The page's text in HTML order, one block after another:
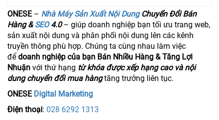
ONESE– Nhà Máy Sản Xuất Nội DungChuyển Đổi Bán
Hàng &SEO4.0– giúp doanh nghiệp bạn tối ưu trang web,
sản xuất nội dung và phân phối nội dung lên các kênh
truyền thông phù hợp. Chúng ta cùng nhau làm việc
để doanh nghiệp của bạn Bán Nhiều Hàng & Tăng Lợi
Nhuận với thứ hạng từ khóa được xếp hạng cao và nội
dung chuyển đổi mua hàngtăng trưởng liên tục.
ONESE Digital Marketing
Điện thoại: 028 6292 1313